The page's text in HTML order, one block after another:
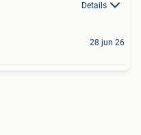
Details
28 jun 26